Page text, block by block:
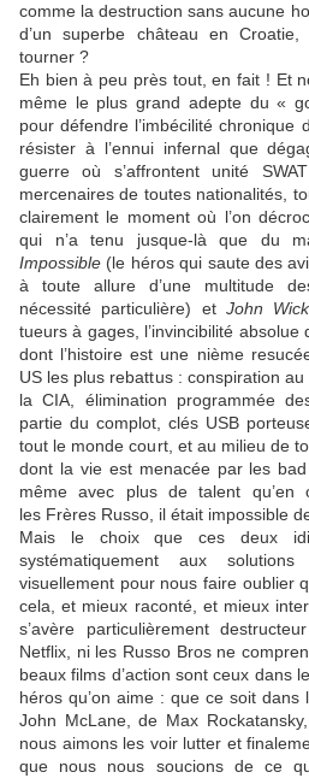
comme la destruction sans aucune
d’un superbe château en
tourner ?
Eh bien à peu près tout, en fait ! Et
même le plus grand adepte du «
pour défendre l’imbécilité chronique
résister à l’ennui infernal que
guerre où s’affrontent unité
mercenaires de toutes nationalités,
clairement le moment où l’on
qui n’a tenu jusque-là que du
Impossible (le héros qui saute des
à toute allure d’une multitude
nécessité particulière) et John Wick
tueurs à gages, l’invincibilité
dont l’histoire est une nième
US les plus rebattus : conspiration
la CIA, élimination programmée
partie du complot, clés USB
tout le monde court, et au milieu de
dont la vie est menacée par les bad
même avec plus de talent qu’en
les Frères Russo , il était impossible
Mais le choix que ces deux
systématiquement aux
visuellement pour nous faire oublier
cela, et mieux raconté, et mieux
s’avère particulièrement
Netflix, ni les Russo Bros ne
beaux films d’action sont ceux dans
héros qu’on aime : que ce soit
John McLane, de Max
nous aimons les voir lutter et
que nous nous soucions de ce